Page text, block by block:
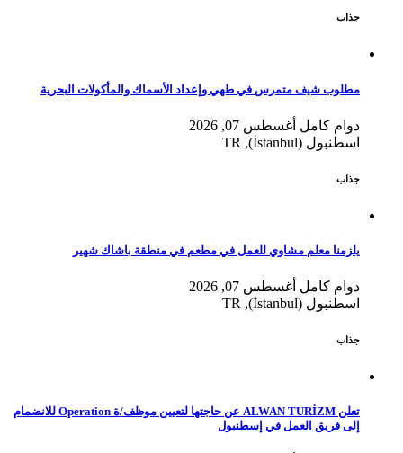
جذاب
مطلوب شيف متمرس في طهي وإعداد الأسماك والمأكولات البحرية
دوام كامل أغسطس 07, 2026
اسطنبول (İstanbul), TR
جذاب
يلزمنا معلم مشاوي للعمل في مطعم في منطقة باشاك شهير
دوام كامل أغسطس 07, 2026
اسطنبول (İstanbul), TR
جذاب
تعلن ALWAN TURİZM عن حاجتها لتعيين موظف/ة Operation للانضمام
إلى فريق العمل في إسطنبول